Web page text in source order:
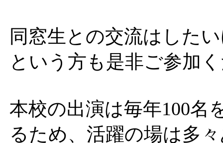
同窓生との交流はした
という方も是非ご参加
本校の出演は毎年100名
るため、活躍の場は多